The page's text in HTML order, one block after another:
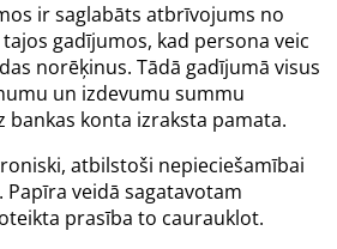
ir saglabāts atbrīvojums no
gadījumos, kad persona veic
norēķinus. Tādā gadījumā visus
un izdevumu summu
bankas konta izraksta pamata.
atbilstoši nepieciešamībai
veidā sagatavotam
prasība to caurauklot.